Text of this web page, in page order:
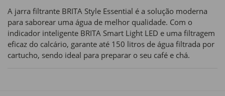
A jarra filtrante BRITA Style Essential é a solução moderna
para saborear uma água de melhor qualidade. Com o
indicador inteligente BRITA Smart Light LED e uma filtragem
eficaz do calcário, garante até 150 litros de água filtrada por
cartucho, sendo ideal para preparar o seu café e chá.